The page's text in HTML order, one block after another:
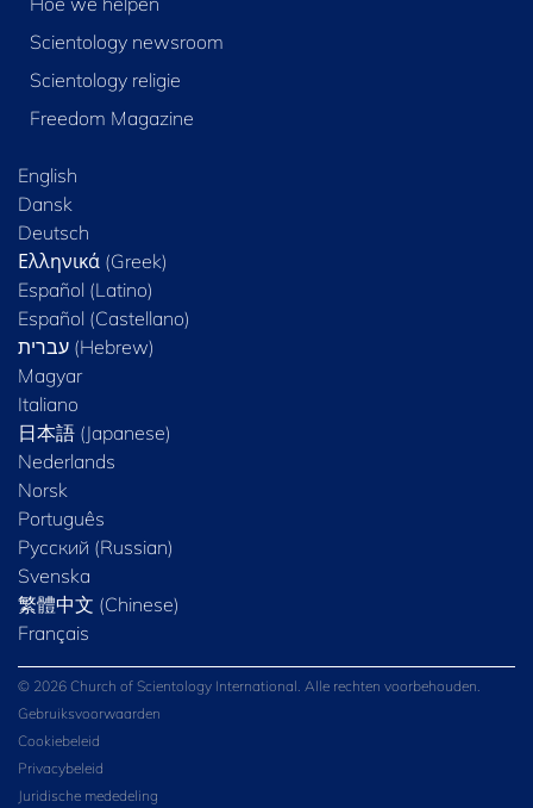
Scientology newsroom
Scientology religie
Freedom Magazine
English
Dansk
Deutsch
Ελληνικά (Greek)
Español (Latino)
Español (Castellano)
Magyar
Italiano
日本語 (Japanese)
Nederlands
Norsk
Português
Русский (Russian)
Svenska
繁體中文 (Chinese)
Français
© 2026 Church of Scientology International. Alle rechten voorbehouden.
Gebruiksvoorwaarden
Cookiebeleid
Privacybeleid
Juridische mededeling